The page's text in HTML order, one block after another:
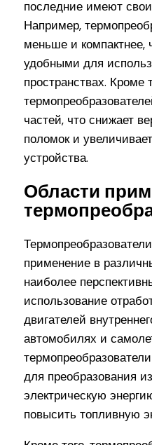
последние имеют
Например,
меньше и компактнее,
удобными для
пространствах. Кроме
частей, что снижает
поломок и
устройства.
Области
применение в
наиболее
использование
двигателей
автомобилях и
для преобразования
электрическую
повысить топливную